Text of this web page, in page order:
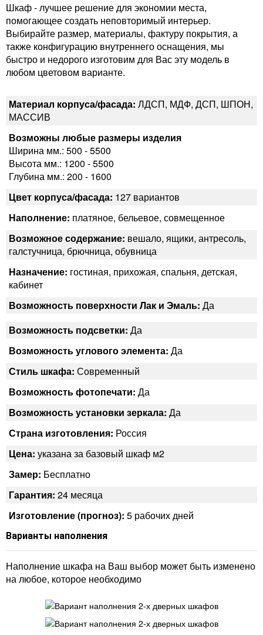
Шкаф - лучшее решение для экономии места,
помогающее создать неповторимый интерьер.
Выбирайте размер, материалы, фактуру покрытия, а
также конфигурацию внутреннего оснащения, мы
быстро и недорого изготовим для Вас эту модель в
любом цветовом варианте.
Материал корпуса/фасада: ЛДСП, МДФ, ДСП, ШПОН,
МАССИВ
Возможны любые размеры изделия
Ширина мм.: 500 - 5500
Высота мм.: 1200 - 5500
Глубина мм.: 200 - 1600
Цвет корпуса/фасада: 127 вариантов
Наполнение: платяное, бельевое, совмещенное
Возможное содержание: вешало, ящики, антресоль,
галстучница, брючница, обувница
Назначение: гостиная, прихожая, спальня, детская,
кабинет
Возможность поверхности Лак и Эмаль: Да
Возможность подсветки: Да
Возможность углового элемента: Да
Стиль шкафа: Современный
Возможность фотопечати: Да
Возможность установки зеркала: Да
Страна изготовления: Россия
Цена: указана за базовый шкаф м2
Замер: Бесплатно
Гарантия: 24 месяца
Изготовление (прогноз): 5 рабочих дней
Варианты наполнения
Наполнение шкафа на Ваш выбор может быть изменено
на любое, которое необходимо